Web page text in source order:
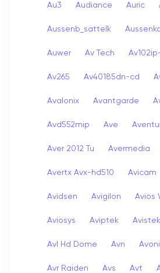
Au3 Audiance Auric
Aussenb_sattelk
Auwer Av Tech
Av265 Av40185dn-cd
Avalonix Avantgarde
Avd552mip Ave
Aver 2012 Tu Avermedia
Avertx Avx-hd510 Avicam
Avidsen Avigilon Avios
Aviosys Aviptek Avistek
Avl Hd Dome Avn
Avr Raiden Avs Avt